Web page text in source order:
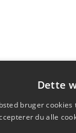
Dette
bruger
du alle